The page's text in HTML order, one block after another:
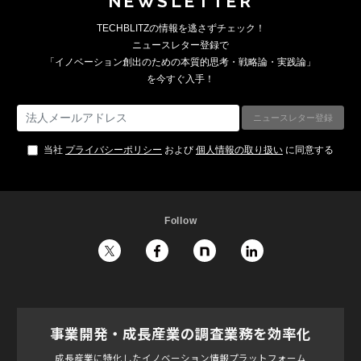
TECHBLITZの情報を逃さずチェック！
ニュースレター登録で
「イノベーション創出のための本質的思考・戦略論・実践論」
を今すぐ入手！
当社 プライバシーポリシー および 個人情報の取り扱い に同意する
Follow
事業開発・成長産業の調査業務を効率化
成長産業に特化したイノベーション情報プラットフォーム